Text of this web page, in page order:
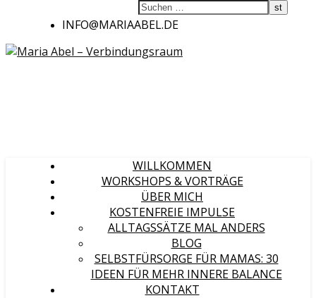
INFO@MARIAABEL.DE
WILLKOMMEN
WORKSHOPS & VORTRÄGE
ÜBER MICH
KOSTENFREIE IMPULSE
ALLTAGSSÄTZE MAL ANDERS
BLOG
SELBSTFÜRSORGE FÜR MAMAS: 30
IDEEN FÜR MEHR INNERE BALANCE
KONTAKT